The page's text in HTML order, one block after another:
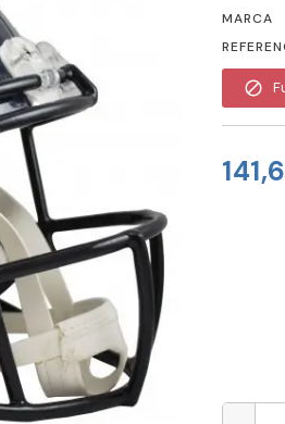
MARCA
block